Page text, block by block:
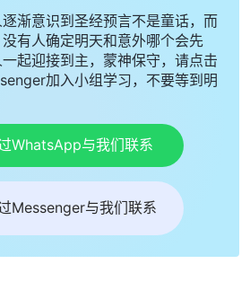
渐意识到圣经预言不是童话，而
有人确定明天和意外哪个会先
起迎接到主，蒙神保守，请点击
加入小组学习，不要等到明
WhatsApp与我们联系
Messenger与我们联系